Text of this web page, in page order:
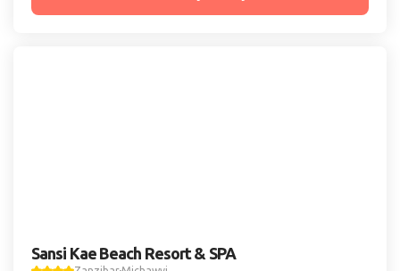
Sansi Kae Beach Resort & SPA